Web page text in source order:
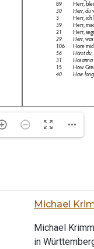
Michael
Michael
in